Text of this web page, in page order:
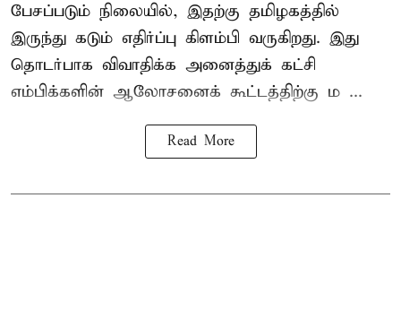
பேசப்படும் நிலையில், இதற்கு தமிழகத்தில்
இருந்து கடும் எதிர்ப்பு கிளம்பி வருகிறது. இது
தொடர்பாக விவாதிக்க அனைத்துக் கட்சி
எம்பிக்களின் ஆலோசனைக் கூட்டத்திற்கு ம ...
Read More